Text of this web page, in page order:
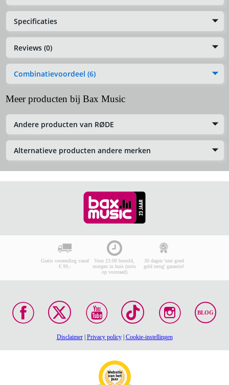
Specificaties
Reviews (0)
Combinatievoordeel (6)
Meer producten bij Bax Music
Andere producten van RØDE
Alternatieve producten andere merken
Gratis verzending vanaf
€ 99,-
Voor 23:00 besteld,
morgen in huis (mits
op voorraad)
30 dagen 'niet goed
geld terug' garantie!
BLOG
Disclaimer| Privacy policy| Cookie-instellingen